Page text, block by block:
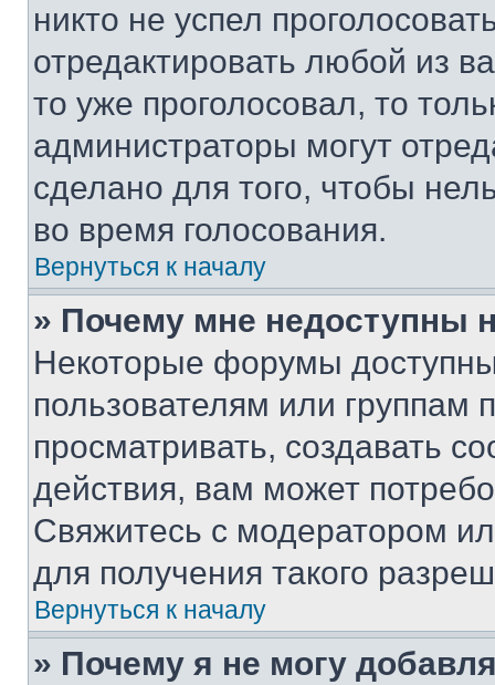
никто не успел
отредактировать любой из
то уже проголосовал, то
администраторы могут
сделано для того, чтобы
во время голосования.
Вернуться к началу
» Почему мне недоступны
Некоторые форумы
пользователям или группам
просматривать, создавать
действия, вам может
Свяжитесь с модератором
для получения такого
Вернуться к началу
» Почему я не могу